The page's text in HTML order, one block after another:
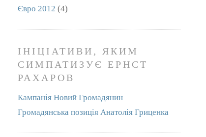
Євро 2012 (4)
ІНІЦІАТИВИ, ЯКИМ
СИМПАТИЗУЄ ЕРНСТ
РАХАРОВ
Кампанія Новий Громадянин
Громадянська позиція Анатолія Гриценка